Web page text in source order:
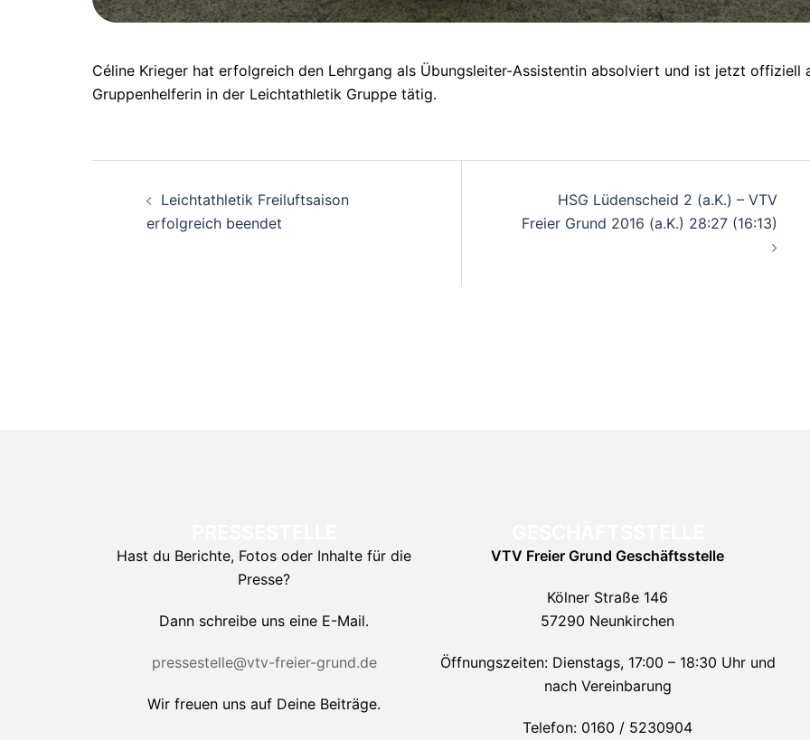
Céline Krieger hat erfolgreich den Lehrgang als Übungsleiter-Assistentin absolviert und ist jetzt offiziell
Gruppenhelferin in der Leichtathletik Gruppe tätig.
Beitragsnavigation
Leichtathletik Freiluftsaison
erfolgreich beendet
HSG Lüdenscheid 2 (a.K.) – VTV
Freier Grund 2016 (a.K.) 28:27 (16:13)
Hast du Berichte, Fotos oder Inhalte für die
Presse?
Dann schreibe uns eine E-Mail.
pressestelle@vtv-freier-grund.de
Wir freuen uns auf Deine Beiträge.
VTV Freier Grund Geschäftsstelle
Kölner Straße 146
57290 Neunkirchen
Öffnungszeiten: Dienstags, 17:00 – 18:30 Uhr und
nach Vereinbarung
Telefon: 0160 / 5230904